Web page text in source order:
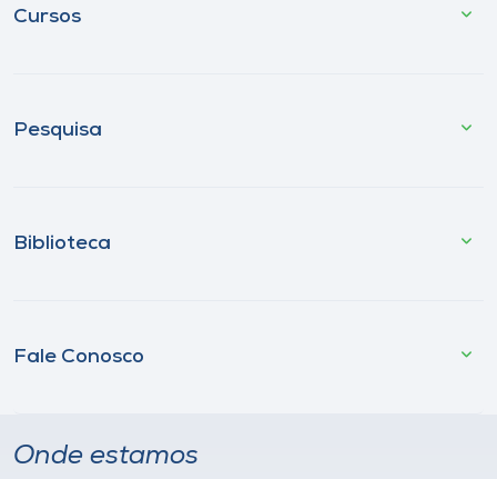
Cursos
Pesquisa
Biblioteca
Fale Conosco
Onde estamos